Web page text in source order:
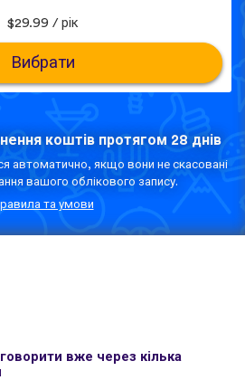
$29.99 / рік
Вибрати
коштів протягом 28 днів
автоматично, якщо вони не скасовані
вашого облікового запису.
та умови
вже через кілька